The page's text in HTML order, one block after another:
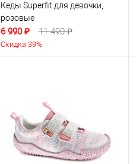
Кеды Superfit для девочки,
розовые
6 990 ₽ 11 490 ₽
Скидка 39%